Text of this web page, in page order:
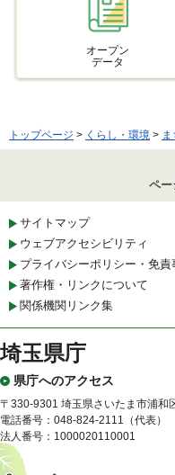
オープン
データ
トップページ > くらし・環境 >
ペー
サイトマップ
ウェブアクセシビリティ
プライバシーポリシー・免責
著作権・リンクについて
関係機関リンク集
埼玉県庁
県庁へのアクセス
〒330-9301 埼玉県さいたま市浦和
電話番号：048-824-2111（代表）
法人番号：1000020110001